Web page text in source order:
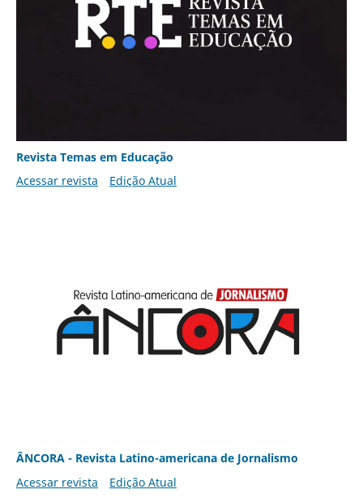
Revista Temas em Educação
Acessar revista
Edição Atual
ÂNCORA - Revista Latino-americana de Jornalismo
Acessar revista
Edição Atual